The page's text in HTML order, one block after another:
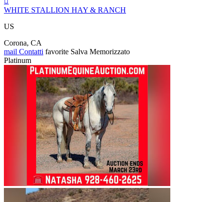
WHITE STALLION HAY & RANCH
US
Corona, CA
mail Contatti favorite Salva Memorizzato
Platinum